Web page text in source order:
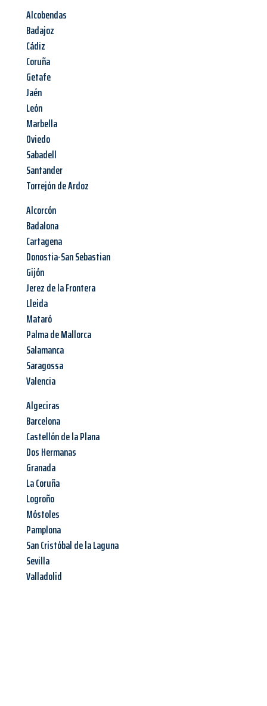
Alcobendas
Badajoz
Cádiz
Coruña
Getafe
Jaén
León
Marbella
Oviedo
Sabadell
Santander
Torrejón de Ardoz
Alcorcón
Badalona
Cartagena
Donostia-San Sebastian
Gijón
Jerez de la Frontera
Lleida
Mataró
Palma de Mallorca
Salamanca
Saragossa
Valencia
Algeciras
Barcelona
Castellón de la Plana
Dos Hermanas
Granada
La Coruña
Logroño
Móstoles
Pamplona
San Cristóbal de la Laguna
Sevilla
Valladolid